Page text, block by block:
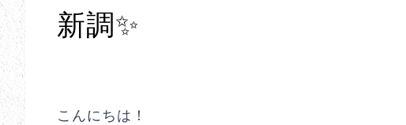
新調✨
こんにちは！